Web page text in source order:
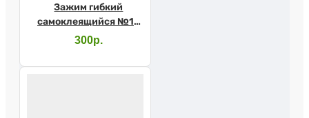
Зажим гибкий
самоклеящийся №10
(Абуцел)
300р.